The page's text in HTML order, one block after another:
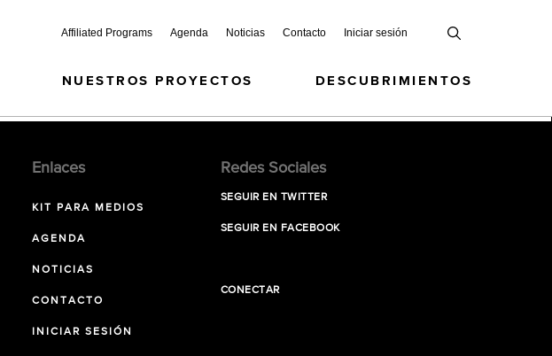
Affiliated Programs Agenda Noticias Contacto Iniciar sesión
NUESTROS PROYECTOS DESCUBRIMIENTOS
Enlaces
KIT PARA MEDIOS
AGENDA
NOTICIAS
CONTACTO
INICIAR SESIÓN
Redes Sociales
SEGUIR EN TWITTER
SEGUIR EN FACEBOOK
CONECTAR